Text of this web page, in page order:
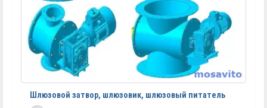
Шлюзовой затвор, шлюзовик, шлюзовый питатель